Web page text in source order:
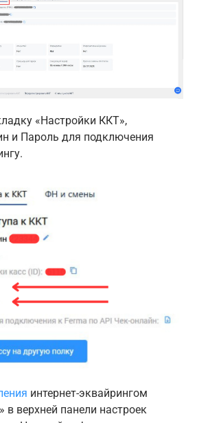
«Настройки ККТ»,
и Пароль для подключения
интернет-эквайрингом
в верхней панели настроек